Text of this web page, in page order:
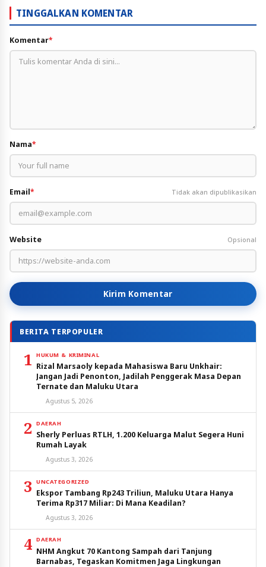
TINGGALKAN KOMENTAR
Komentar*
Nama*
Email* Tidak akan dipublikasikan
Website Opsional
Kirim Komentar
BERITA TERPOPULER
1 HUKUM & KRIMINAL
Rizal Marsaoly kepada Mahasiswa Baru Unkhair:
Jangan Jadi Penonton, Jadilah Penggerak Masa Depan
Ternate dan Maluku Utara
Agustus 5, 2026
2 DAERAH
Sherly Perluas RTLH, 1.200 Keluarga Malut Segera Huni
Rumah Layak
Agustus 3, 2026
3 UNCATEGORIZED
Ekspor Tambang Rp243 Triliun, Maluku Utara Hanya
Terima Rp317 Miliar: Di Mana Keadilan?
Agustus 3, 2026
4 DAERAH
NHM Angkut 70 Kantong Sampah dari Tanjung
Barnabas, Tegaskan Komitmen Jaga Lingkungan